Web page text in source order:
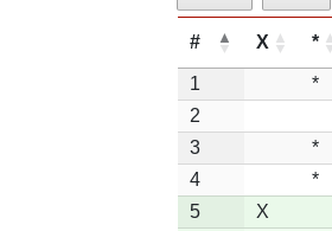
# X *
1 *
2
3
*
4
*
5
X